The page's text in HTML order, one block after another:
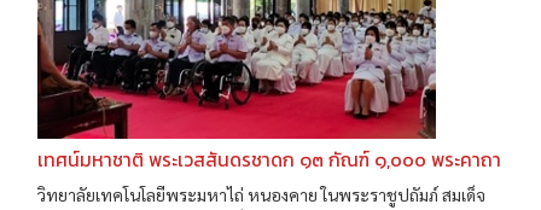
เทศน์มหาชาติ พระเวสสันดรชาดก ๑๓ กัณฑ์ ๑,๐๐๐ พระคาถา
วิทยาลัยเทคโนโลยีพระมหาไถ่ หนองคาย ในพระราชูปถัมภ์ สมเด็จ